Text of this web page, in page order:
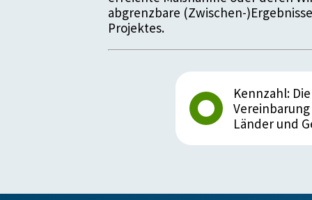
abgrenzbare (Zwischen-
Projektes.
Kennzahl:
Länder und